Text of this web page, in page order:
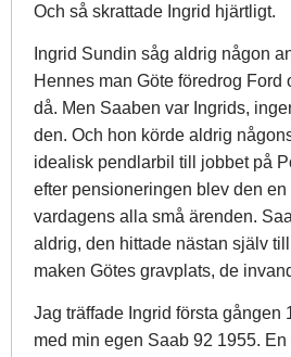
Och så skrattade Ingrid hjärtligt.
Ingrid Sundin såg aldrig någon
Hennes man Göte föredrog Ford
då. Men Saaben var Ingrids,
den. Och hon körde aldrig
idealisk pendlarbil till jobbet på
efter pensioneringen blev den
vardagens alla små ärenden.
aldrig, den hittade nästan själv
maken Götes gravplats, de
Jag träffade Ingrid första gången
med min egen Saab 92 1955. En